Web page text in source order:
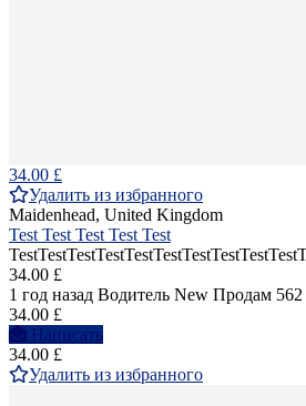
34.00 £
Удалить из избранного
Maidenhead, United Kingdom
Test Test Test Test Test
34.00 £
1 год назад Водитель New Продам
34.00 £
Написать
34.00 £
Удалить из избранного